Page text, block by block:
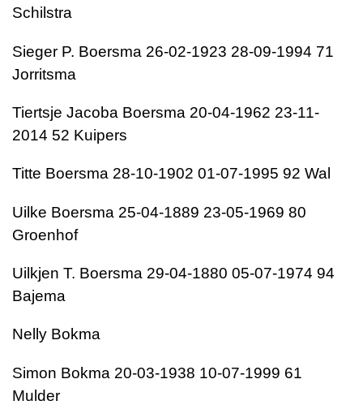
Schilstra
Sieger P. Boersma 26-02-1923 28-09-1994 71
Jorritsma
Tiertsje Jacoba Boersma 20-04-1962 23-11-
2014 52 Kuipers
Titte Boersma 28-10-1902 01-07-1995 92 Wal
Uilke Boersma 25-04-1889 23-05-1969 80
Groenhof
Uilkjen T. Boersma 29-04-1880 05-07-1974 94
Bajema
Nelly Bokma
Simon Bokma 20-03-1938 10-07-1999 61
Mulder